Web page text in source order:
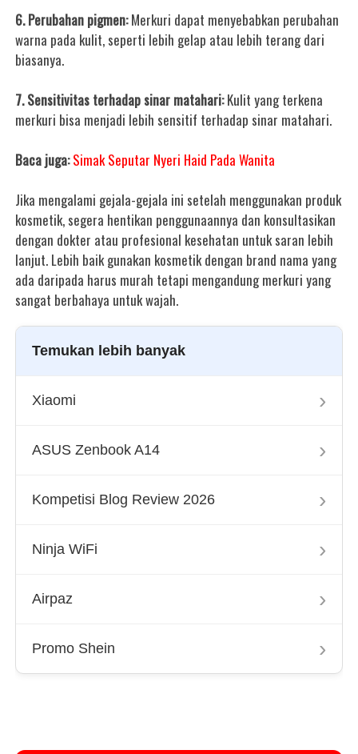
6. Perubahan pigmen:Merkuri dapat menyebabkan perubahan
warna pada kulit, seperti lebih gelap atau lebih terang dari
biasanya.
7. Sensitivitas terhadap sinar matahari:Kulit yang terkena
merkuri bisa menjadi lebih sensitif terhadap sinar matahari.
Baca juga:Simak Seputar Nyeri Haid Pada Wanita
Jika mengalami gejala-gejala ini setelah menggunakan produk
kosmetik, segera hentikan penggunaannya dan konsultasikan
dengan dokter atau profesional kesehatan untuk saran lebih
lanjut. Lebih baik gunakan kosmetik dengan brand nama yang
ada daripada harus murah tetapi mengandung merkuri yang
sangat berbahaya untuk wajah.
Temukan lebih banyak
Xiaomi ›
ASUS Zenbook A14 ›
Kompetisi Blog Review 2026 ›
Ninja WiFi ›
Airpaz ›
Promo Shein ›